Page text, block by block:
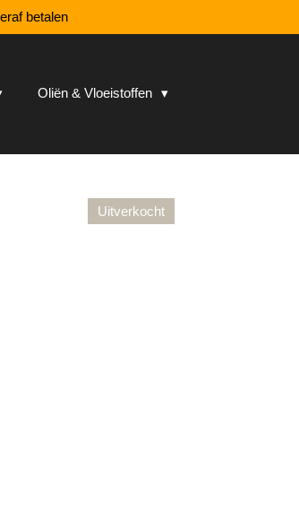
betalen
Oliën & Vloeistoffen
Uitverkocht